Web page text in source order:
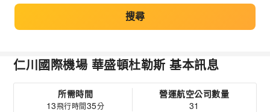
搜尋
仁川國際機場 華盛頓杜勒斯 基本訊息
所需時間
13飛行時間35分
營運航空公司數量
31